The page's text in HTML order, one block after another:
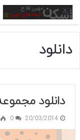
منو
دانلود
دانلود
20/03/2014
0